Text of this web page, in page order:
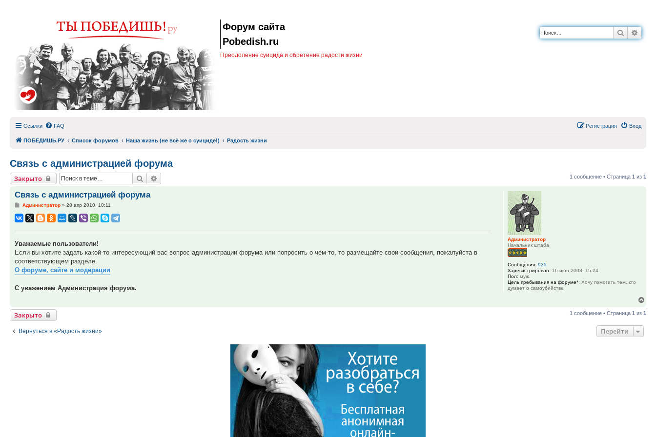
Форум сайта
Pobedish.ru
Преодоление суицида и обретение радости жизни
Поиск
Ссылки FAQ Вход
Регистрация
ПОБЕДИШЬ.РУ Список форумов Наша жизнь (не всё же о суициде!) Радость жизни
Связь с администрацией форума
Закрыто Поиск 1 сообщение • Страница 1 из 1
Администратор
Начальник штаба
Сообщения: 935
Зарегистрирован: 16 июн 2008, 15:24
Пол: муж.
Цель пребывания на форуме*: Хочу помогать тем, кто
думает о самоубийстве
Связь с администрацией форума
Сообщение
Администратор» 28 апр 2010, 10:11
Уважаемые пользователи!
Если вы хотите задать какой-то интересующий вас вопрос администрации форума или попросить о чем-то, то размещайте свои сообщения, пожалуйста в
соответствующем разделе.
О форуме, сайте и модерации
С уважением Администрация форума.
Закрыто 1 сообщение • Страница 1 из 1
Вернуться в «Радость жизни» Перейти